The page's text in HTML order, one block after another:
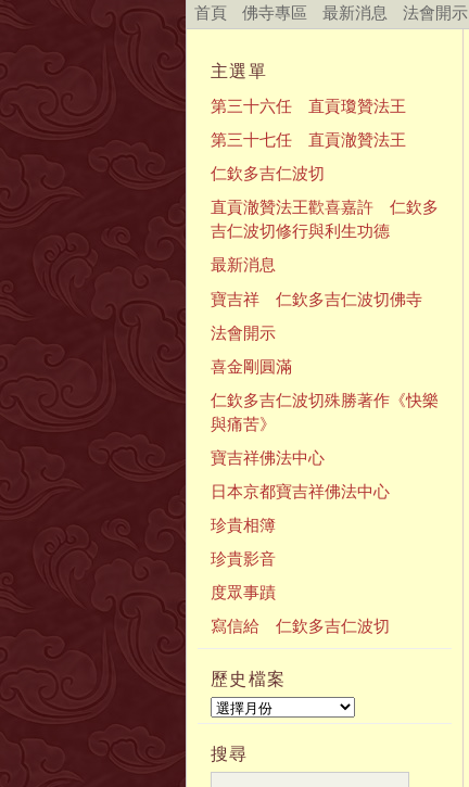
首頁 佛寺專區 最新消息 法會開示
主選單
第三十六任 直貢瓊贊法王
第三十七任 直貢澈贊法王
仁欽多吉仁波切
直貢澈贊法王歡喜嘉許 仁欽多
吉仁波切修行與利生功德
最新消息
寶吉祥 仁欽多吉仁波切佛寺
法會開示
喜金剛圓滿
仁欽多吉仁波切殊勝著作《快樂
與痛苦》
寶吉祥佛法中心
日本京都寶吉祥佛法中心
珍貴相簿
珍貴影音
度眾事蹟
寫信給 仁欽多吉仁波切
歷史檔案
搜尋